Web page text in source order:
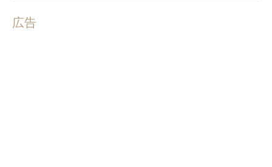
広告